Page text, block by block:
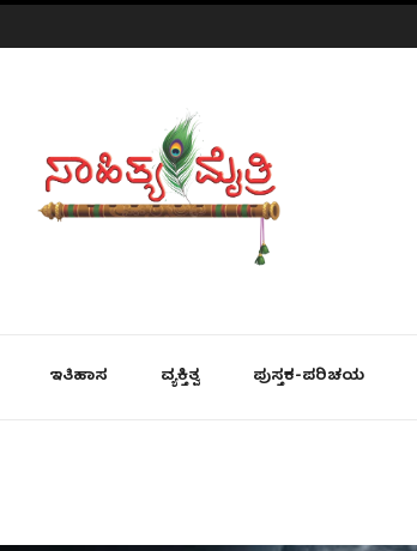
ಇತಿಹಾಸ ವ್ಯಕ್ತಿತ್ವ ಪುಸ್ತಕ-ಪರಿಚಯ